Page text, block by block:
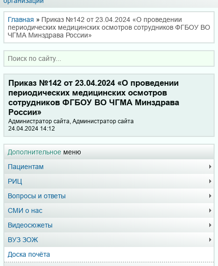
Главная » Приказ №142 от 23.04.2024 «О проведении
периодических медицинских осмотров сотрудников ФГБОУ ВО
ЧГМА Минздрава России»
Дополнительное меню
Пациентам
РИЦ
Вопросы и ответы
СМИ о нас
Видеосюжеты
ВУЗ ЗОЖ
Доска почёта
Приказ №142 от 23.04.2024 «О проведении
периодических медицинских осмотров
сотрудников ФГБОУ ВО ЧГМА Минздрава
России»
Администратор сайта, Администратор сайта
24.04.2024 14:12